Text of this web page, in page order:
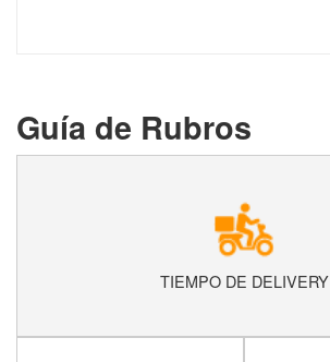
Guía de Rubros
TIEMPO DE DELIVERY